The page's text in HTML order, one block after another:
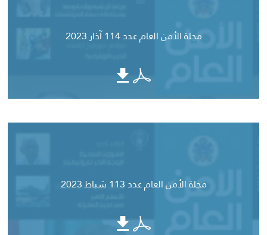
مجلة الأمن العام عدد 114 آذار 2023
مجلة الأمن العام عدد 113 شباط 2023